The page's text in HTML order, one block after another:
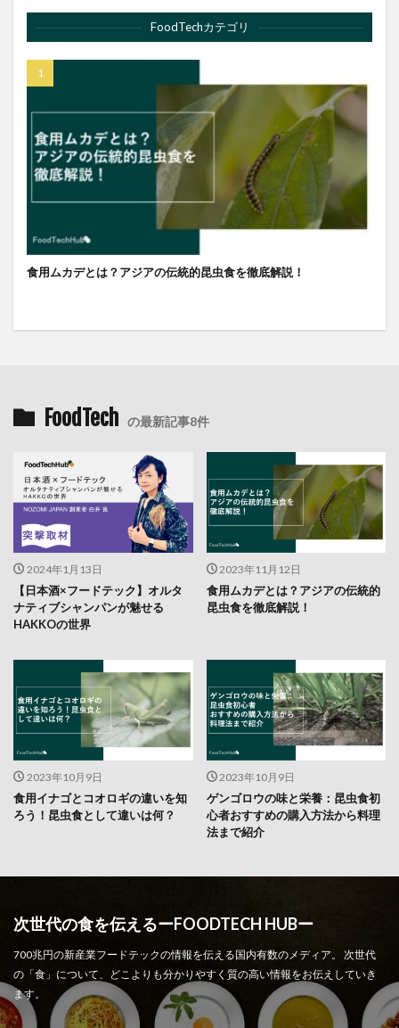
FoodTechカテゴリ
食用ムカデとは？アジアの伝統的昆虫食を徹底解説！
FoodTech の最新記事8件
2024年1月13日
【日本酒×フードテック】オルタ
ナティブシャンパンが魅せる
HAKKOの世界
2023年11月12日
食用ムカデとは？アジアの伝統的
昆虫食を徹底解説！
2023年10月9日
食用イナゴとコオロギの違いを知
ろう！昆虫食として違いは何？
2023年10月9日
ゲンゴロウの味と栄養：昆虫食初
心者おすすめの購入方法から料理
法まで紹介
次世代の食を伝えるーFOODTECH HUBー
700兆円の新産業フードテックの情報を伝える国内有数のメディア。 次世代
の「食」について、どこよりも分かりやすく質の高い情報をお伝えしていき
ます。